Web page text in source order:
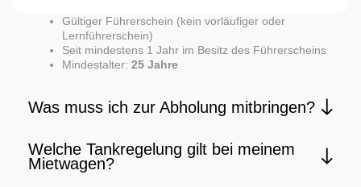
Gültiger Führerschein (kein vorläufiger oder
Lernführerschein)
Seit mindestens 1 Jahr im Besitz des Führerscheins
Mindestalter: 25 Jahre
Was muss ich zur Abholung mitbringen?
Welche Tankregelung gilt bei meinem
Mietwagen?